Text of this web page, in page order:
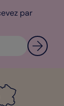
par